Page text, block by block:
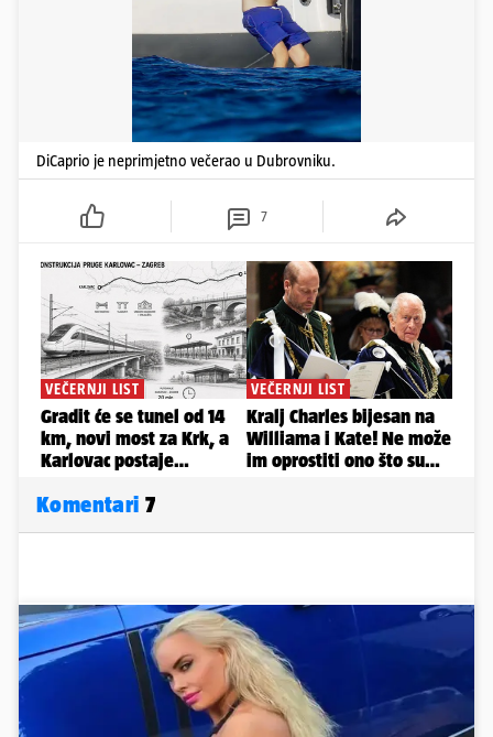
DiCaprio je neprimjetno večerao u Dubrovniku.
7
Komentari 7